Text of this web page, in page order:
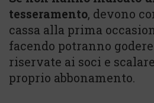
tesseramento, devono
cassa alla prima
facendo potranno
riservate ai soci e
proprio abbonamento.